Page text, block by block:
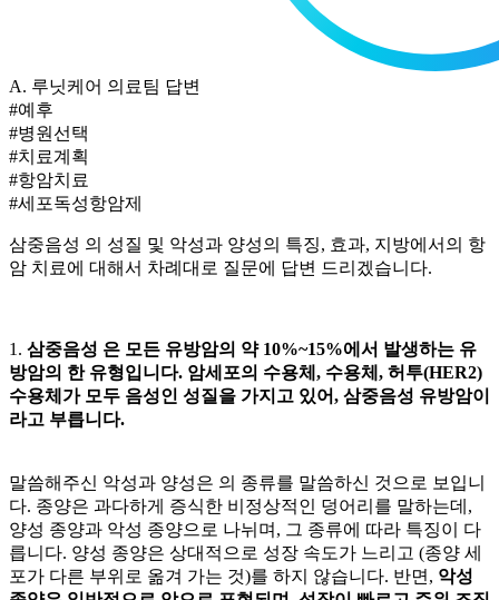
A. 루닛케어 의료팀 답변
#예후
#병원선택
#치료계획
#항암치료
#세포독성항암제
삼중음성 의 성질 및 악성과 양성의 특징, 효과, 지방에서의 항
암 치료에 대해서 차례대로 질문에 답변 드리겠습니다.
1. 삼중음성 은 모든 유방암의 약 10%~15%에서 발생하는 유
방암의 한 유형입니다. 암세포의 수용체, 수용체, 허투(HER2)
수용체가 모두 음성인 성질을 가지고 있어, 삼중음성 유방암이
라고 부릅니다.
말씀해주신 악성과 양성은 의 종류를 말씀하신 것으로 보입니
다. 종양은 과다하게 증식한 비정상적인 덩어리를 말하는데,
양성 종양과 악성 종양으로 나뉘며, 그 종류에 따라 특징이 다
릅니다. 양성 종양은 상대적으로 성장 속도가 느리고 (종양 세
포가 다른 부위로 옮겨 가는 것)를 하지 않습니다. 반면, 악성